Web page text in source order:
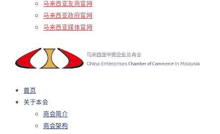
马来西亚友商官网
马来西亚政府官网
马来西亚媒体官网
首页
关于本会
商会简介
商会架构